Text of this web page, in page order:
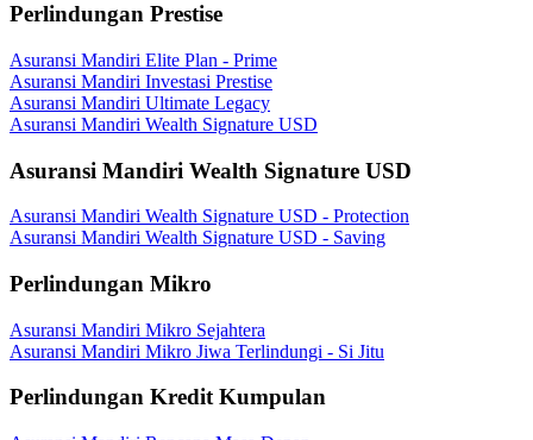
Perlindungan Prestise
Asuransi Mandiri Elite Plan - Prime
Asuransi Mandiri Investasi Prestise
Asuransi Mandiri Ultimate Legacy
Asuransi Mandiri Wealth Signature USD
Asuransi Mandiri Wealth Signature USD
Asuransi Mandiri Wealth Signature USD - Protection
Asuransi Mandiri Wealth Signature USD - Saving
Perlindungan Mikro
Asuransi Mandiri Mikro Sejahtera
Asuransi Mandiri Mikro Jiwa Terlindungi - Si Jitu
Perlindungan Kredit Kumpulan